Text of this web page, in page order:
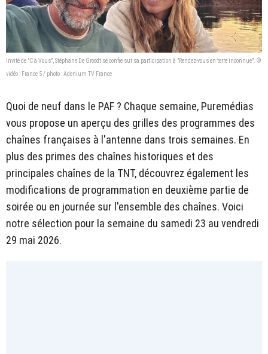
Invité de "C à Vous", Stéphane De Groodt se confie sur sa participation à "Rendez-vous en terre inconnue". ©
vidéo : France 5 / photo : Adenium TV France
Quoi de neuf dans le PAF ? Chaque semaine, Puremédias
vous propose un aperçu des grilles des programmes des
chaînes françaises à l'antenne dans trois semaines. En
plus des primes des chaînes historiques et des
principales chaînes de la TNT, découvrez également les
modifications de programmation en deuxième partie de
soirée ou en journée sur l'ensemble des chaînes. Voici
notre sélection pour la semaine du samedi 23 au vendredi
29 mai 2026.